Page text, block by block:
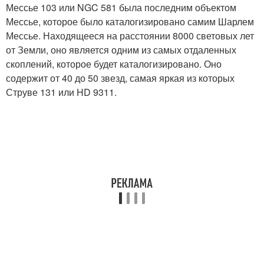
Мессье 103 или NGC 581 была последним объектом
Мессье, которое было каталогизировано самим Шарлем
Мессье. Находящееся на расстоянии 8000 световых лет
от Земли, оно является одним из самых отдаленных
скоплений, которое будет каталогизировано. Оно
содержит от 40 до 50 звезд, самая яркая из которых
Струве 131 или HD 9311.